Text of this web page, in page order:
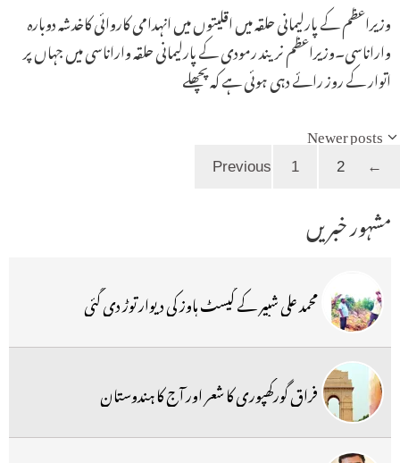
وزیراعظم کے پارلیمانی حلقہ میں اقلیتوں میں انہدامی کاروائی کاخدشہ دوبارہ
واراناسی۔وزیراعظم نریند رمودی کے پارلیمانی حلقہ واراناسی میں جہاں پر
اتوار کے روز رائے دہی ہوئی ہے کہ پچھلے
Newer posts
←
Page 1 2
مشہور خبریں
محمد علی شبیر کے گیسٹ ہاوز کی دیوار توڑ دی گئی
فراق گورکھپوری کا شعر اور آج کا ہندوستان